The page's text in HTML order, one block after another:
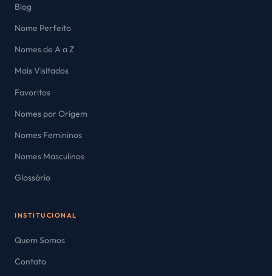
Blog
Nome Perfeito
Nomes de A a Z
Mais Visitados
Favoritos
Nomes por Origem
Nomes Femininos
Nomes Masculinos
Glossário
INSTITUCIONAL
Quem Somos
Contato